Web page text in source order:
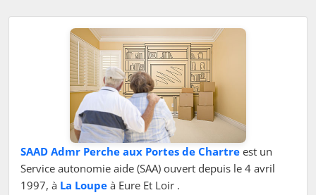
SAAD Admr Perche aux Portes de Chartre est un
Service autonomie aide (SAA) ouvert depuis le 4 avril
1997, à La Loupe à Eure Et Loir .